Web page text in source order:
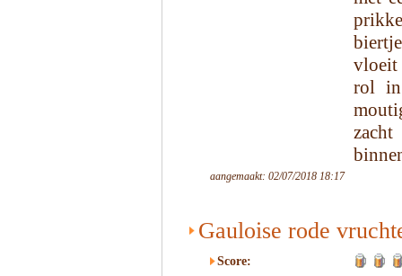
vloeit
rol
aangemaakt: 02/07/2018 18:17
Gauloise rode
Score: